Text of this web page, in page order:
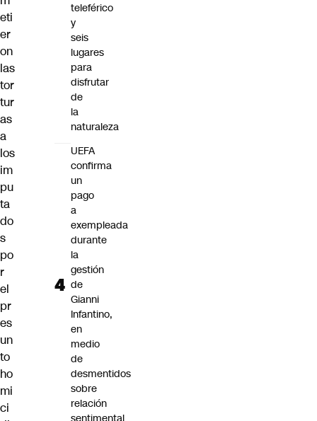
eti
er
on
las
tor
tur
as
a
los
im
pu
ta
do
s
po
r
el
pr
es
un
to
ho
mi
ci
teleférico
y
seis
lugares
para
disfrutar
de
la
naturaleza
UEFA
confirma
un
pago
a
exempleada
durante
la
gestión
de
Gianni
Infantino,
en
medio
de
desmentidos
sobre
relación
sentimental